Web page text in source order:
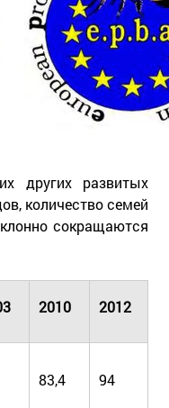
других развитых
количество семей
сокращаются
2010 2012
83,4 94